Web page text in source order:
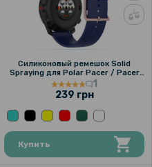
Силиконовый ремешок Solid
Spraying для Polar Pacer / Pacer
Pro / Ignite 2 20mm
1
239 грн
Купить